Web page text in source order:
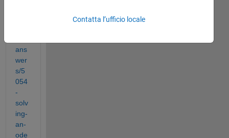
ans
wer
s/5
054
-
solv
ing-
an-
ode
Contatta l’ufficio locale